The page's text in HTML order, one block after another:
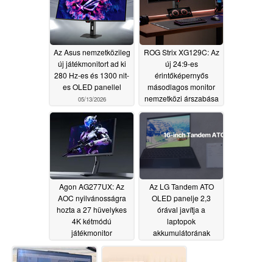
Az Asus nemzetközileg
új játékmonitort ad ki
280 Hz-es és 1300 nit-
es OLED panellel
05/13/2026
ROG Strix XG129C: Az
új 24:9-es
érintőképernyős
másodlagos monitor
nemzetközi árszabása
05/12/2026
Agon AG277UX: Az
AOC nyilvánosságra
hozta a 27 hüvelykes
4K kétmódú
játékmonitor
05/10/2026
Az LG Tandem ATO
OLED panelje 2,3
órával javítja a
laptopok
akkumulátorának